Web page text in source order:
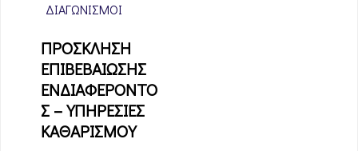
ΔΙΑΓΩΝΙΣΜΟΊ
ΠΡΟΣΚΛΗΣΗ
ΕΠΙΒΕΒΑΙΩΣΗΣ
ΕΝΔΙΑΦΕΡΟΝΤΟ
Σ – ΥΠΗΡΕΣΙΕΣ
ΚΑΘΑΡΙΣΜΟΥ